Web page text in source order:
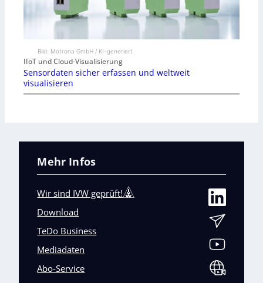
Bild: Motrona GmbH / KI-generiert
IIoT und Cloud-Visualisierung
Sensordaten sicher erfassen und weltweit
visualisieren
Mehr Infos
Wir sind IVW geprüft!
Download
TeDo Business
Mediadaten
Abo-Service